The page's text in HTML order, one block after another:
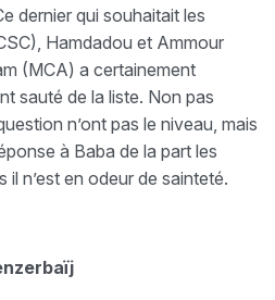
dernier qui souhaitait les
Hamdadou et Ammour
(MCA) a certainement
sauté de la liste. Non pas
n’ont pas le niveau, mais
à Baba de la part les
il n’est en odeur de sainteté.